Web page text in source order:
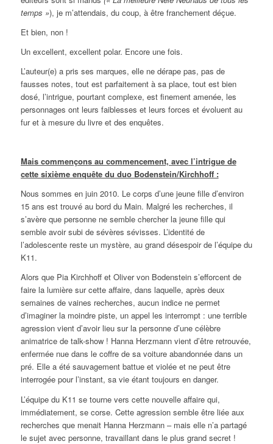
temps »), je m’attendais, du coup, à être franchement déçue.
Et bien, non !
Un excellent, excellent polar. Encore une fois.
L’auteur(e) a pris ses marques, elle ne dérape pas, pas de
fausses notes, tout est parfaitement à sa place, tout est bien
dosé, l’intrigue, pourtant complexe, est finement amenée, les
personnages ont leurs faiblesses et leurs forces et évoluent au
fur et à mesure du livre et des enquêtes.
Mais commençons au commencement, avec l’intrigue de
cette sixième enquête du duo Bodenstein/Kirchhoff :
Nous sommes en juin 2010. Le corps d’une jeune fille d’environ
15 ans est trouvé au bord du Main. Malgré les recherches, il
s’avère que personne ne semble chercher la jeune fille qui
semble avoir subi de sévères sévisses. L’identité de
l’adolescente reste un mystère, au grand désespoir de l’équipe du
K11.
Alors que Pia Kirchhoff et Oliver von Bodenstein s’efforcent de
faire la lumière sur cette affaire, dans laquelle, après deux
semaines de vaines recherches, aucun indice ne permet
d’imaginer la moindre piste, un appel les interrompt : une terrible
agression vient d’avoir lieu sur la personne d’une célèbre
animatrice de talk-show ! Hanna Herzmann vient d’être retrouvée,
enfermée nue dans le coffre de sa voiture abandonnée dans un
pré. Elle a été sauvagement battue et violée et ne peut être
interrogée pour l’instant, sa vie étant toujours en danger.
L’équipe du K11 se tourne vers cette nouvelle affaire qui,
immédiatement, se corse. Cette agression semble être liée aux
recherches que menait Hanna Herzmann – mais elle n’a partagé
le sujet avec personne, travaillant dans le plus grand secret !